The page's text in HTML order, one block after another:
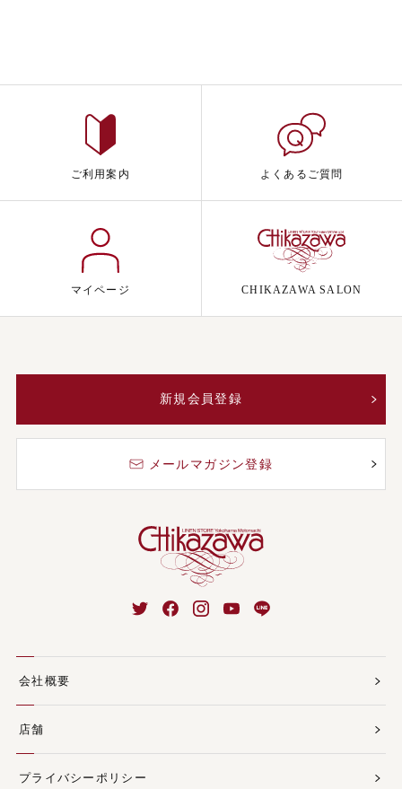
ご利用案内 よくあるご質問
マイページ CHIKAZAWA SALON
新規会員登録
メールマガジン登録
会社概要
店舗
プライバシーポリシー